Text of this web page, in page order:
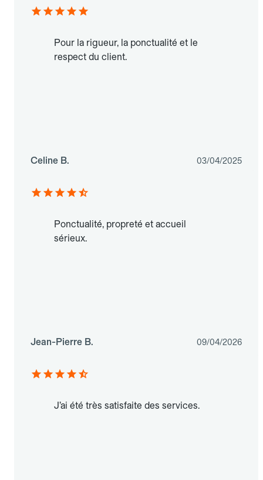
Pour la rigueur, la ponctualité et le
respect du client.
Celine B. 03/04/2025
Ponctualité, propreté et accueil
sérieux.
Jean-Pierre B. 09/04/2026
J’ai été très satisfaite des services.